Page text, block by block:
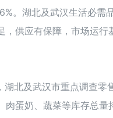
。湖北及武汉生活必需
，供应有保障，市场运行
湖北及武汉市重点调查零
肉蛋奶、蔬菜等库存总量